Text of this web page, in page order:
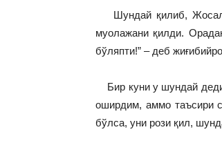
Шундай қилиб,
муолажани қилди.
бўляпти!” – деб
Бир куни у шундай
оширдим, аммо таъсири
бўлса, уни рози қил,